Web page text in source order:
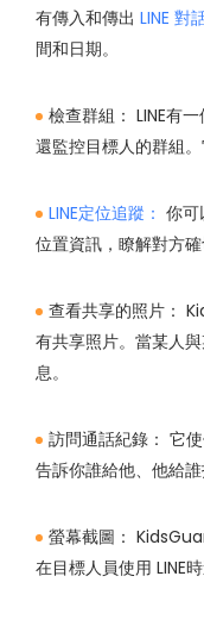
有傳入和傳出 LINE 對
間和日期。
檢查群組： LINE有
還監控目標人的群組
LINE定位追蹤： 你可
位置資訊，瞭解對方確
查看共享的照片：
有共享照片。當某人
息。
訪問通話紀錄： 它
告訴你誰給他、他給
螢幕截圖：
在目標人員使用 LINE